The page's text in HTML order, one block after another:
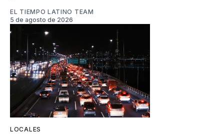
EL TIEMPO LATINO TEAM
5 de agosto de 2026
LOCALES